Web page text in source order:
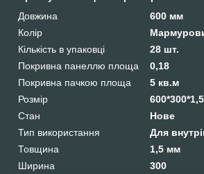
Довжина
600 мм
Колір
Кількість в упаковці
28 шт.
Покривна панеллю площа
0,18
Покривна пачкою площа
5 кв.м
Розмір
Стан
Нове
Тип використання
Для
Товщина
1,5 мм
Ширина
300